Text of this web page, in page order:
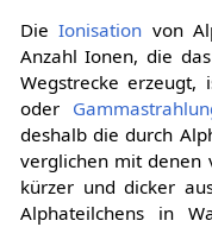
DieIonisation von
Anzahl Ionen, die
Wegstrecke
oder
deshalb die durch
verglichen mit denen
kürzer und dicker
Alphateilchens in